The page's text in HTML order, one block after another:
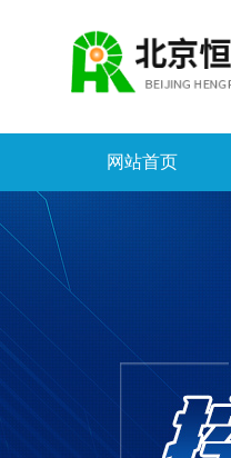
网站首页